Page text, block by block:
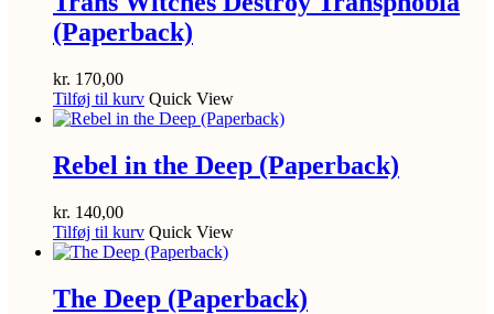
(Paperback)
kr. 170,00
Tilføj til kurv Quick View
Rebel in the Deep (Paperback)
kr. 140,00
Tilføj til kurv Quick View
The Deep (Paperback)